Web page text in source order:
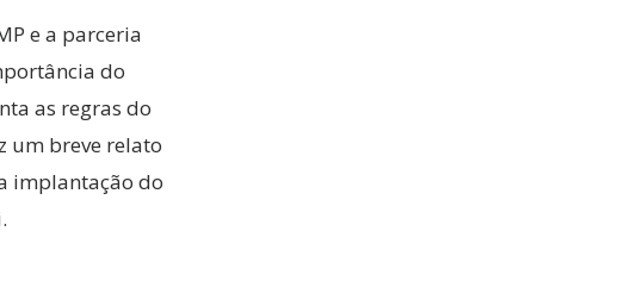
e a parceria
do
as regras do
um breve relato
implantação do